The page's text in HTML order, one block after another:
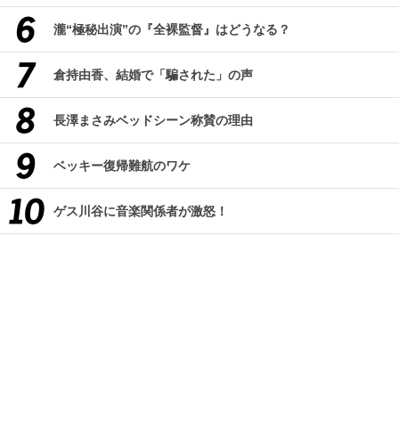
瀧“極秘出演”の『全裸監督』はどうなる？
倉持由香、結婚で「騙された」の声
長澤まさみベッドシーン称賛の理由
ベッキー復帰難航のワケ
ゲス川谷に音楽関係者が激怒！